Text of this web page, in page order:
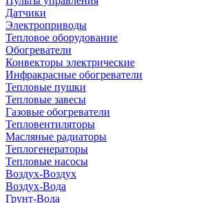
Датчики
Электроприводы
Тепловое оборудование
Обогреватели
Конвекторы электрические
Инфракрасные обогреватели
Тепловые пушки
Тепловые завесы
Газовые обогреватели
Тепловентиляторы
Масляные радиаторы
Теплогенераторы
Тепловые насосы
Воздух-Воздух
Воздух-Вода
Грунт-Вода